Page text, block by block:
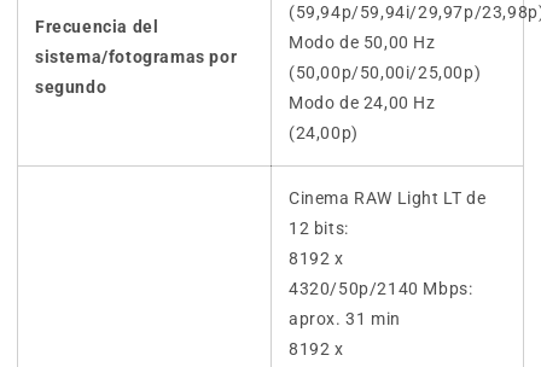
Frecuencia del
sistema/fotogramas por
segundo
(59,94p/59,94i/29,97p/
Modo de 50,00 Hz
(50,00p/50,00i/25,00p)
Modo de 24,00 Hz
(24,00p)
Cinema RAW Light LT de
12 bits:
8192 x
4320/50p/2140 Mbps:
aprox. 31 min
8192 x